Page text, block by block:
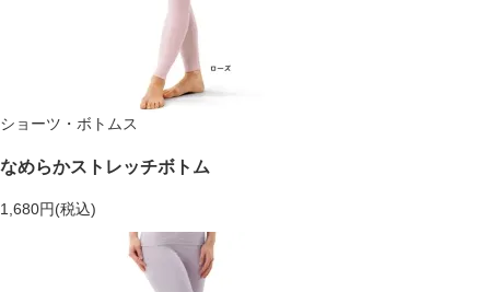
ショーツ・ボトムス
なめらかストレッチボトム
1,680円(税込)